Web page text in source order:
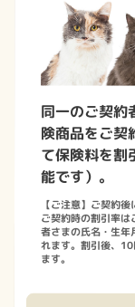
同一のご契約
険商品をご契
て保険料を割
能です）。
【ご注意】ご契約
ご契約時の割引率
者さまの氏名・生年
れます。割引後、
ます。